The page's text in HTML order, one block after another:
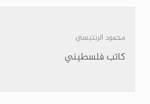
محمود الرنتيسي
كاتب فلسطيني